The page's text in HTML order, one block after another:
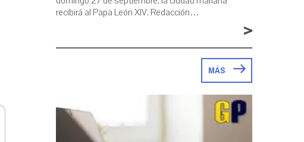
recibirá al Papa León XIV. Redacción…
>
MÁS